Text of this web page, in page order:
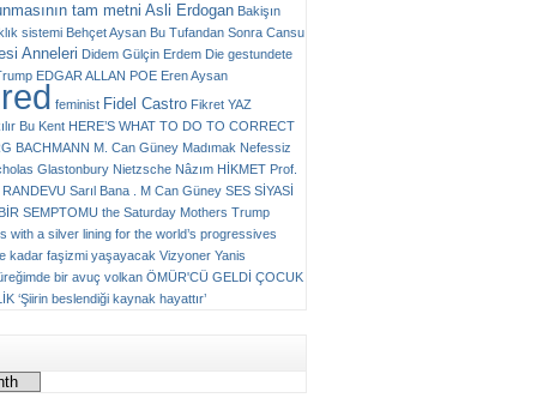
tam metni Asli Erdogan Bakişın
sistemi Behçet Aysan Bu Tufandan Sonra Cansu
Anneleri Didem Gülçin Erdem Die gestundete
EDGAR ALLAN POE Eren Aysan
feminist Fidel Castro Fikret YAZ
Bu Kent HERE’S WHAT TO DO TO CORRECT
BACHMANN M. Can Güney Madımak Nefessiz
Glastonbury Nietzsche Nâzım HİKMET Prof.
RANDEVU Sarıl Bana . M Can Güney SES SİYASİ
SEMPTOMU the Saturday Mothers Trump
with a silver lining for the world’s progressives
kadar faşizmi yaşayacak Vizyoner Yanis
bir avuç volkan ÖMÜR'CÜ GELDİ ÇOCUK
‘Şiirin beslendiği kaynak hayattır’